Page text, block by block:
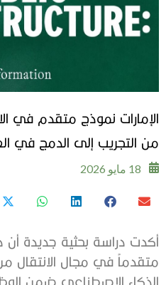
الإمارات نموذج متقدم في
من التجريب إلى الدمج في
18 مايو 2026
أكدت دراسة بحثية جديدة أن
متقدماً في مجال الانتقال
الذكاء الاصطناعي ضمن